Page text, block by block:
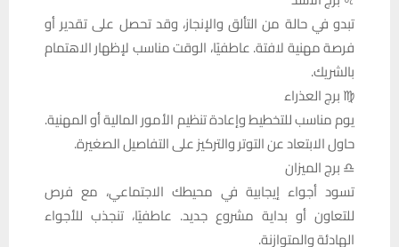
تبدو في حالة من التألق والإنجاز، وقد تحصل على تقدير أو
فرصة مهنية لافتة. عاطفيًا، الوقت مناسب لإظهار الاهتمام
بالشريك.
♍ برج العذراء
يوم مناسب للتخطيط وإعادة تنظيم الأمور المالية أو المهنية.
حاول الابتعاد عن التوتر والتركيز على التفاصيل الصغيرة.
♎ برج الميزان
تسود أجواء إيجابية في محيطك الاجتماعي، مع فرص
للتعاون أو بداية مشروع جديد. عاطفيًا، تنجذب للأجواء
الهادئة والمتوازنة.